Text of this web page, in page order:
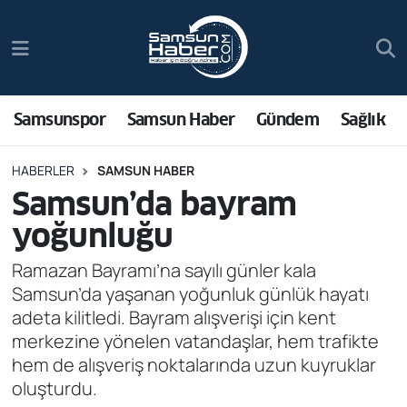
Samsunspor Samsun Haber Gündem Sağlık
HABERLER SAMSUN HABER
Samsun’da bayram
yoğunluğu
Ramazan Bayramı’na sayılı günler kala
Samsun’da yaşanan yoğunluk günlük hayatı
adeta kilitledi. Bayram alışverişi için kent
merkezine yönelen vatandaşlar, hem trafikte
hem de alışveriş noktalarında uzun kuyruklar
oluşturdu.
Samsun Haber
Sağlık
Asayiş
Bilim ve Teknoloji
Bölge
Dünya
Ekonomi
Trafik Durumu
Süper Lig Puan Durumu ve Fikstür
Tüm Manşetler
Son Dakika Haberleri
Haber Arşivi